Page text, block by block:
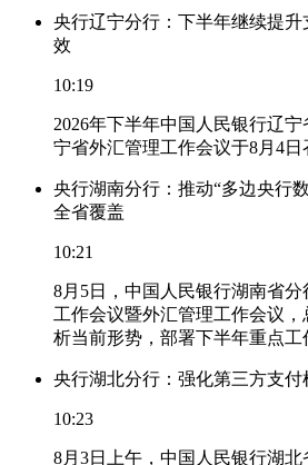
央行辽宁分行：下半年继续提
效
10:19
2026年下半年中国人民银行辽
宁省外汇管理工作会议于8月4日
央行湖南分行：推动“多边央行
全省覆盖
10:21
8月5日，中国人民银行湖南省分
工作会议暨外汇管理工作会议
析当前形势，部署下半年重点工
央行湖北分行：强化第三方支付
10:23
8月3日上午，中国人民银行湖北